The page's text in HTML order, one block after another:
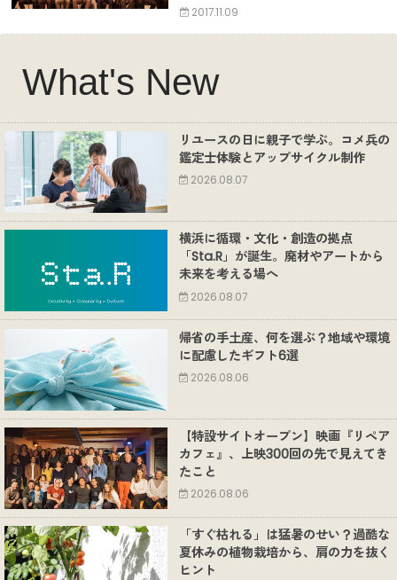
2017.11.09
What's New
リユースの日に親子で学ぶ。コメ兵の
鑑定士体験とアップサイクル制作
2026.08.07
横浜に循環・文化・創造の拠点
「Sta.R」が誕生。廃材やアートから
未来を考える場へ
2026.08.07
帰省の手土産、何を選ぶ？地域や環境
に配慮したギフト6選
2026.08.06
【特設サイトオープン】映画『リペア
カフェ』、上映300回の先で見えてき
たこと
2026.08.06
「すぐ枯れる」は猛暑のせい？過酷な
夏休みの植物栽培から、肩の力を抜く
ヒント